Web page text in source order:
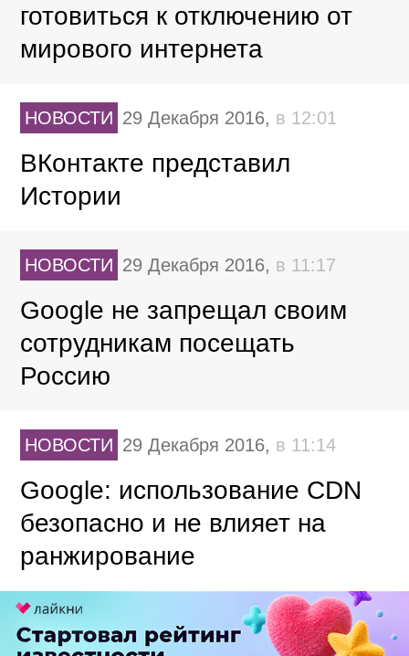
готовиться к отключению от
мирового интернета
НОВОСТИ 29 Декабря 2016, в 12:01
ВКонтакте представил
Истории
НОВОСТИ 29 Декабря 2016, в 11:17
Google не запрещал своим
сотрудникам посещать
Россию
НОВОСТИ 29 Декабря 2016, в 11:14
Google: использование CDN
безопасно и не влияет на
ранжирование